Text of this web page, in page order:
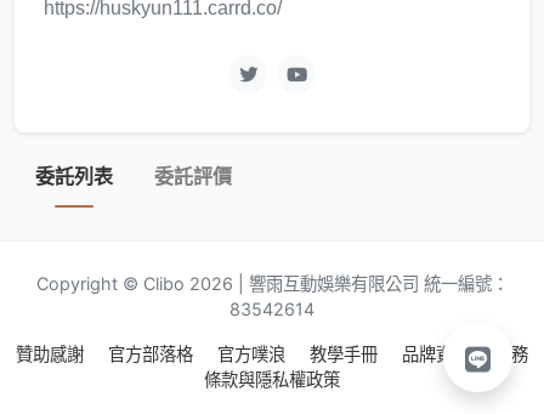
https://huskyun111.carrd.co/
委託列表 委託評價
Copyright © Clibo 2026 | 響雨互動娛樂有限公司 統一編號：
83542614
贊助感謝 官方部落格 官方噗浪 教學手冊 品牌資源
服務
條款與隱私權政策